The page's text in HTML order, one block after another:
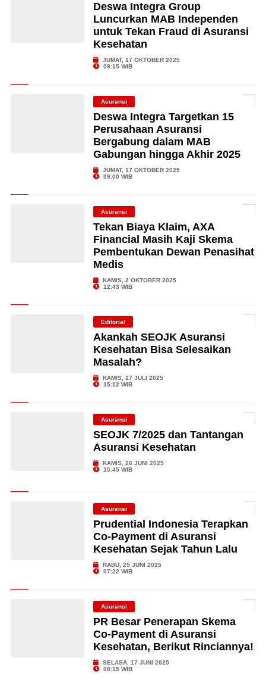
Deswa Integra Group
Luncurkan MAB Independen
untuk Tekan Fraud di Asuransi
Kesehatan
JUMAT, 17 OKTOBER 2025
09:15 WIB
Asuransi
Deswa Integra Targetkan 15
Perusahaan Asuransi
Bergabung dalam MAB
Gabungan hingga Akhir 2025
JUMAT, 17 OKTOBER 2025
09:00 WIB
Asuransi
Tekan Biaya Klaim, AXA
Financial Masih Kaji Skema
Pembentukan Dewan Penasihat
Medis
KAMIS, 2 OKTOBER 2025
12:43 WIB
Editorial
Akankah SEOJK Asuransi
Kesehatan Bisa Selesaikan
Masalah?
KAMIS, 17 JULI 2025
15:12 WIB
Asuransi
SEOJK 7/2025 dan Tantangan
Asuransi Kesehatan
KAMIS, 26 JUNI 2025
15:45 WIB
Asuransi
Prudential Indonesia Terapkan
Co-Payment di Asuransi
Kesehatan Sejak Tahun Lalu
RABU, 25 JUNI 2025
07:22 WIB
Asuransi
PR Besar Penerapan Skema
Co-Payment di Asuransi
Kesehatan, Berikut Rinciannya!
SELASA, 17 JUNI 2025
08:15 WIB